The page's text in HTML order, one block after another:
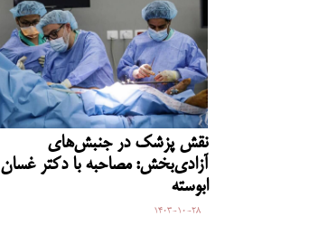
نقش پزشک در جنبش‌های
آزادی‌بخش: مصاحبه با دکتر غسان
ابوسته
1403-10-28